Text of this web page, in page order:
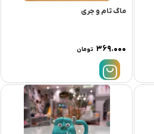
ماگ تام و جری
۳۶۹.۰۰۰ تومان